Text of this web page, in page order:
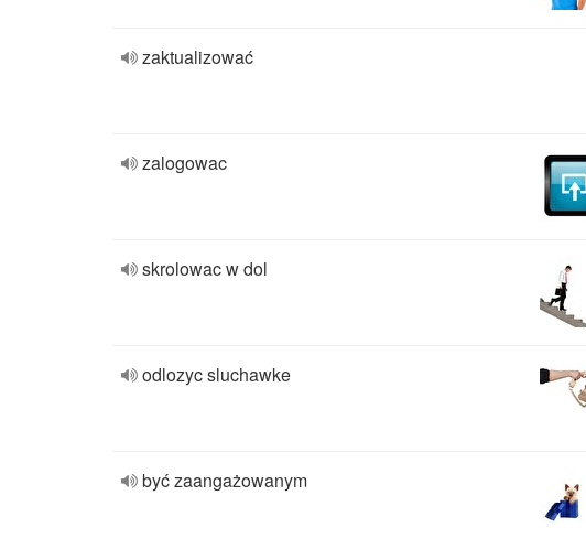
zaktualizować
zalogowac
skrolowac w dol
odlozyc sluchawke
być zaangażowanym